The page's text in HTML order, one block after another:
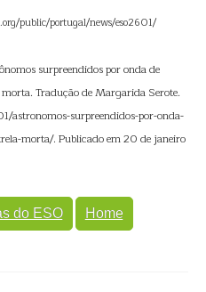
public/portugal/news/eso2601/
surpreendidos por onda de
Tradução de Margarida Serote.
astronomos-surpreendidos-por-onda-
morta/. Publicado em 20 de janeiro
do ESO Home